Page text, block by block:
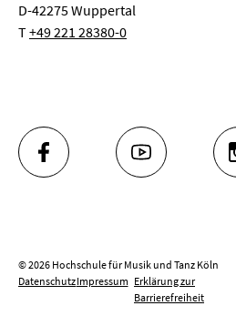
D-42275 Wuppertal
T+49 221 28380-0
FACEBOOK YOUTUBE
© 2026 Hochschule für Musik und Tanz Köln
DatenschutzImpressum Erklärung zur
Barrierefreiheit